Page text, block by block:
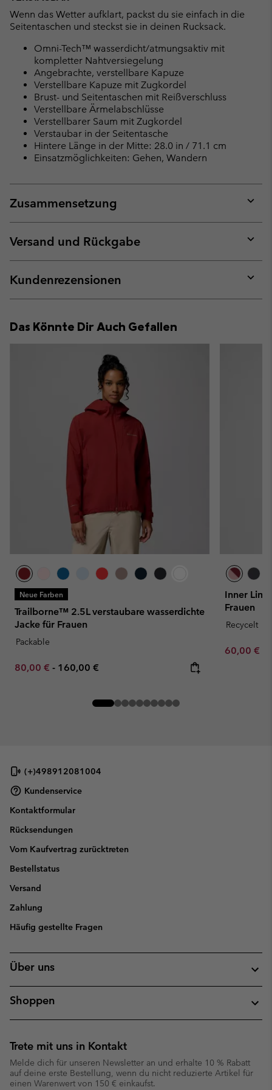
Wenn das Wetter aufklart, packst du sie einfach in die
Seitentaschen und steckst sie in deinen Rucksack.
Omni-Tech™ wasserdicht/atmungsaktiv mit
kompletter Nahtversiegelung
Angebrachte, verstellbare Kapuze
Verstellbare Kapuze mit Zugkordel
Brust- und Seitentaschen mit Reißverschluss
Verstellbare Ärmelabschlüsse
Verstellbarer Saum mit Zugkordel
Verstaubar in der Seitentasche
Hintere Länge in der Mitte: 28.0 in / 71.1 cm
Einsatzmöglichkeiten: Gehen, Wandern
Zusammensetzung
or
Versand und Rückgabe
or
Kundenrezensionen
or
Das Könnte Dir Auch Gefallen
Neue Farben
Trailborne™ 2.5L verstaubare wasserdichte
Jacke für Frauen
Packable
Minimum sale price:
80,00 € - Maximum price:
160,00 €
Inner
Frauen
Recycelt
Minimum
60,00 €
(+)498912081004
Kundenservice
Kontaktformular
Rücksendungen
Vom Kaufvertrag zurücktreten
Bestellstatus
Versand
Zahlung
Häufig gestellte Fragen
Über uns
Shoppen
Trete mit uns in Kontakt
Melde dich für unseren Newsletter an und erhalte 10 % Rabatt
auf deine erste Bestellung, wenn du nicht reduzierte Artikel für
einen Warenwert von 150 € einkaufst.